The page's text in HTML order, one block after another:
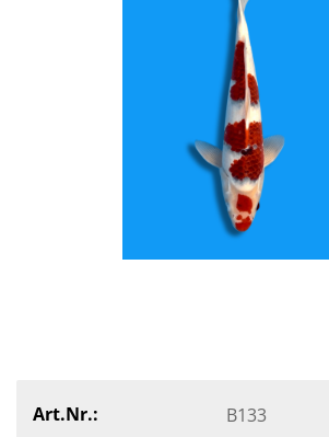
Art.Nr.:
B133